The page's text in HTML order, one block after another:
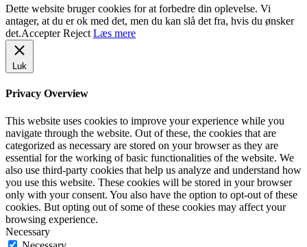
Dette website bruger cookies for at forbedre din oplevelse. Vi
antager, at du er ok med det, men du kan slå det fra, hvis du ønsker
det.Accepter Reject Læs mere
Luk
Privacy Overview
This website uses cookies to improve your experience while you
navigate through the website. Out of these, the cookies that are
categorized as necessary are stored on your browser as they are
essential for the working of basic functionalities of the website. We
also use third-party cookies that help us analyze and understand how
you use this website. These cookies will be stored in your browser
only with your consent. You also have the option to opt-out of these
cookies. But opting out of some of these cookies may affect your
browsing experience.
Necessary